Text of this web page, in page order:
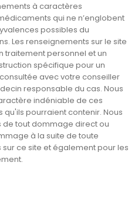
à caractères
qui ne n’englobent
possibles du
Les renseignements sur le site
traitement personnel et un
spécifique pour un
avec votre conseiller
responsable du cas. Nous
indéniable de ces
pourraient contenir. Nous
tout dommage direct ou
à la suite de toute
ce site et également pour les